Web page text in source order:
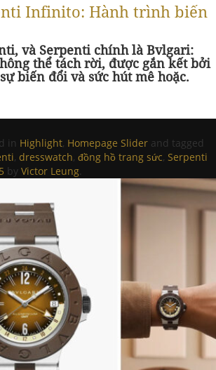
Infinito: Hành trình biến
và Serpenti chính là Bvlgari:
thể tách rời, được gắn kết bởi
biến đổi và sức hút mê hoặc.
in Highlight, Homepage Slider and tagged
, dresswatch, đồng hồ trang sức, Serpenti
by Victor Leung.